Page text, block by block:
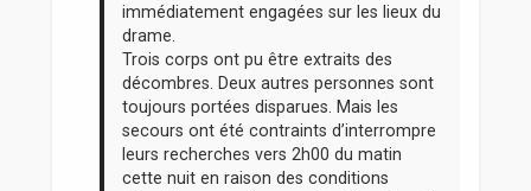
immédiatement engagées sur les lieux du
drame.
Trois corps ont pu être extraits des
décombres. Deux autres personnes sont
toujours portées disparues. Mais les
secours ont été contraints d’interrompre
leurs recherches vers 2h00 du matin
cette nuit en raison des conditions